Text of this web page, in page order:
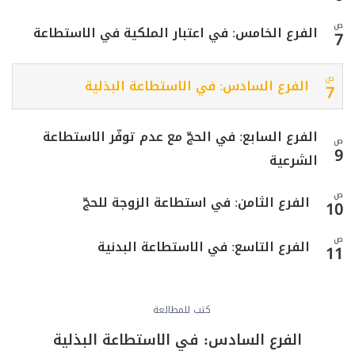
كتب للمطالعة
الفرع السادس: في الاستطاعة البذلية
ص
7 الفرع الخامس: في اعتبار الملكية في الاستطاعة
ص
7 الفرع السادس: في الاستطاعة البذلية
ص
9
الفرع السابع: في الحجّ مع عدم توفّر الاستطاعة
الشرعية
ص
10 الفرع الثامن: في استطاعة الزوجة للحجّ
ص
11 الفرع التاسع: في الاستطاعة البدنية